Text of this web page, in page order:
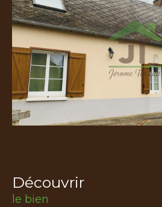
découvrir
le bien